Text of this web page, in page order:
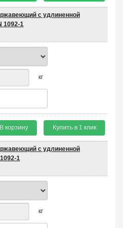
с удлиненной
1092-1
кг
В корзину Купить в 1 клик
с удлиненной
1
кг